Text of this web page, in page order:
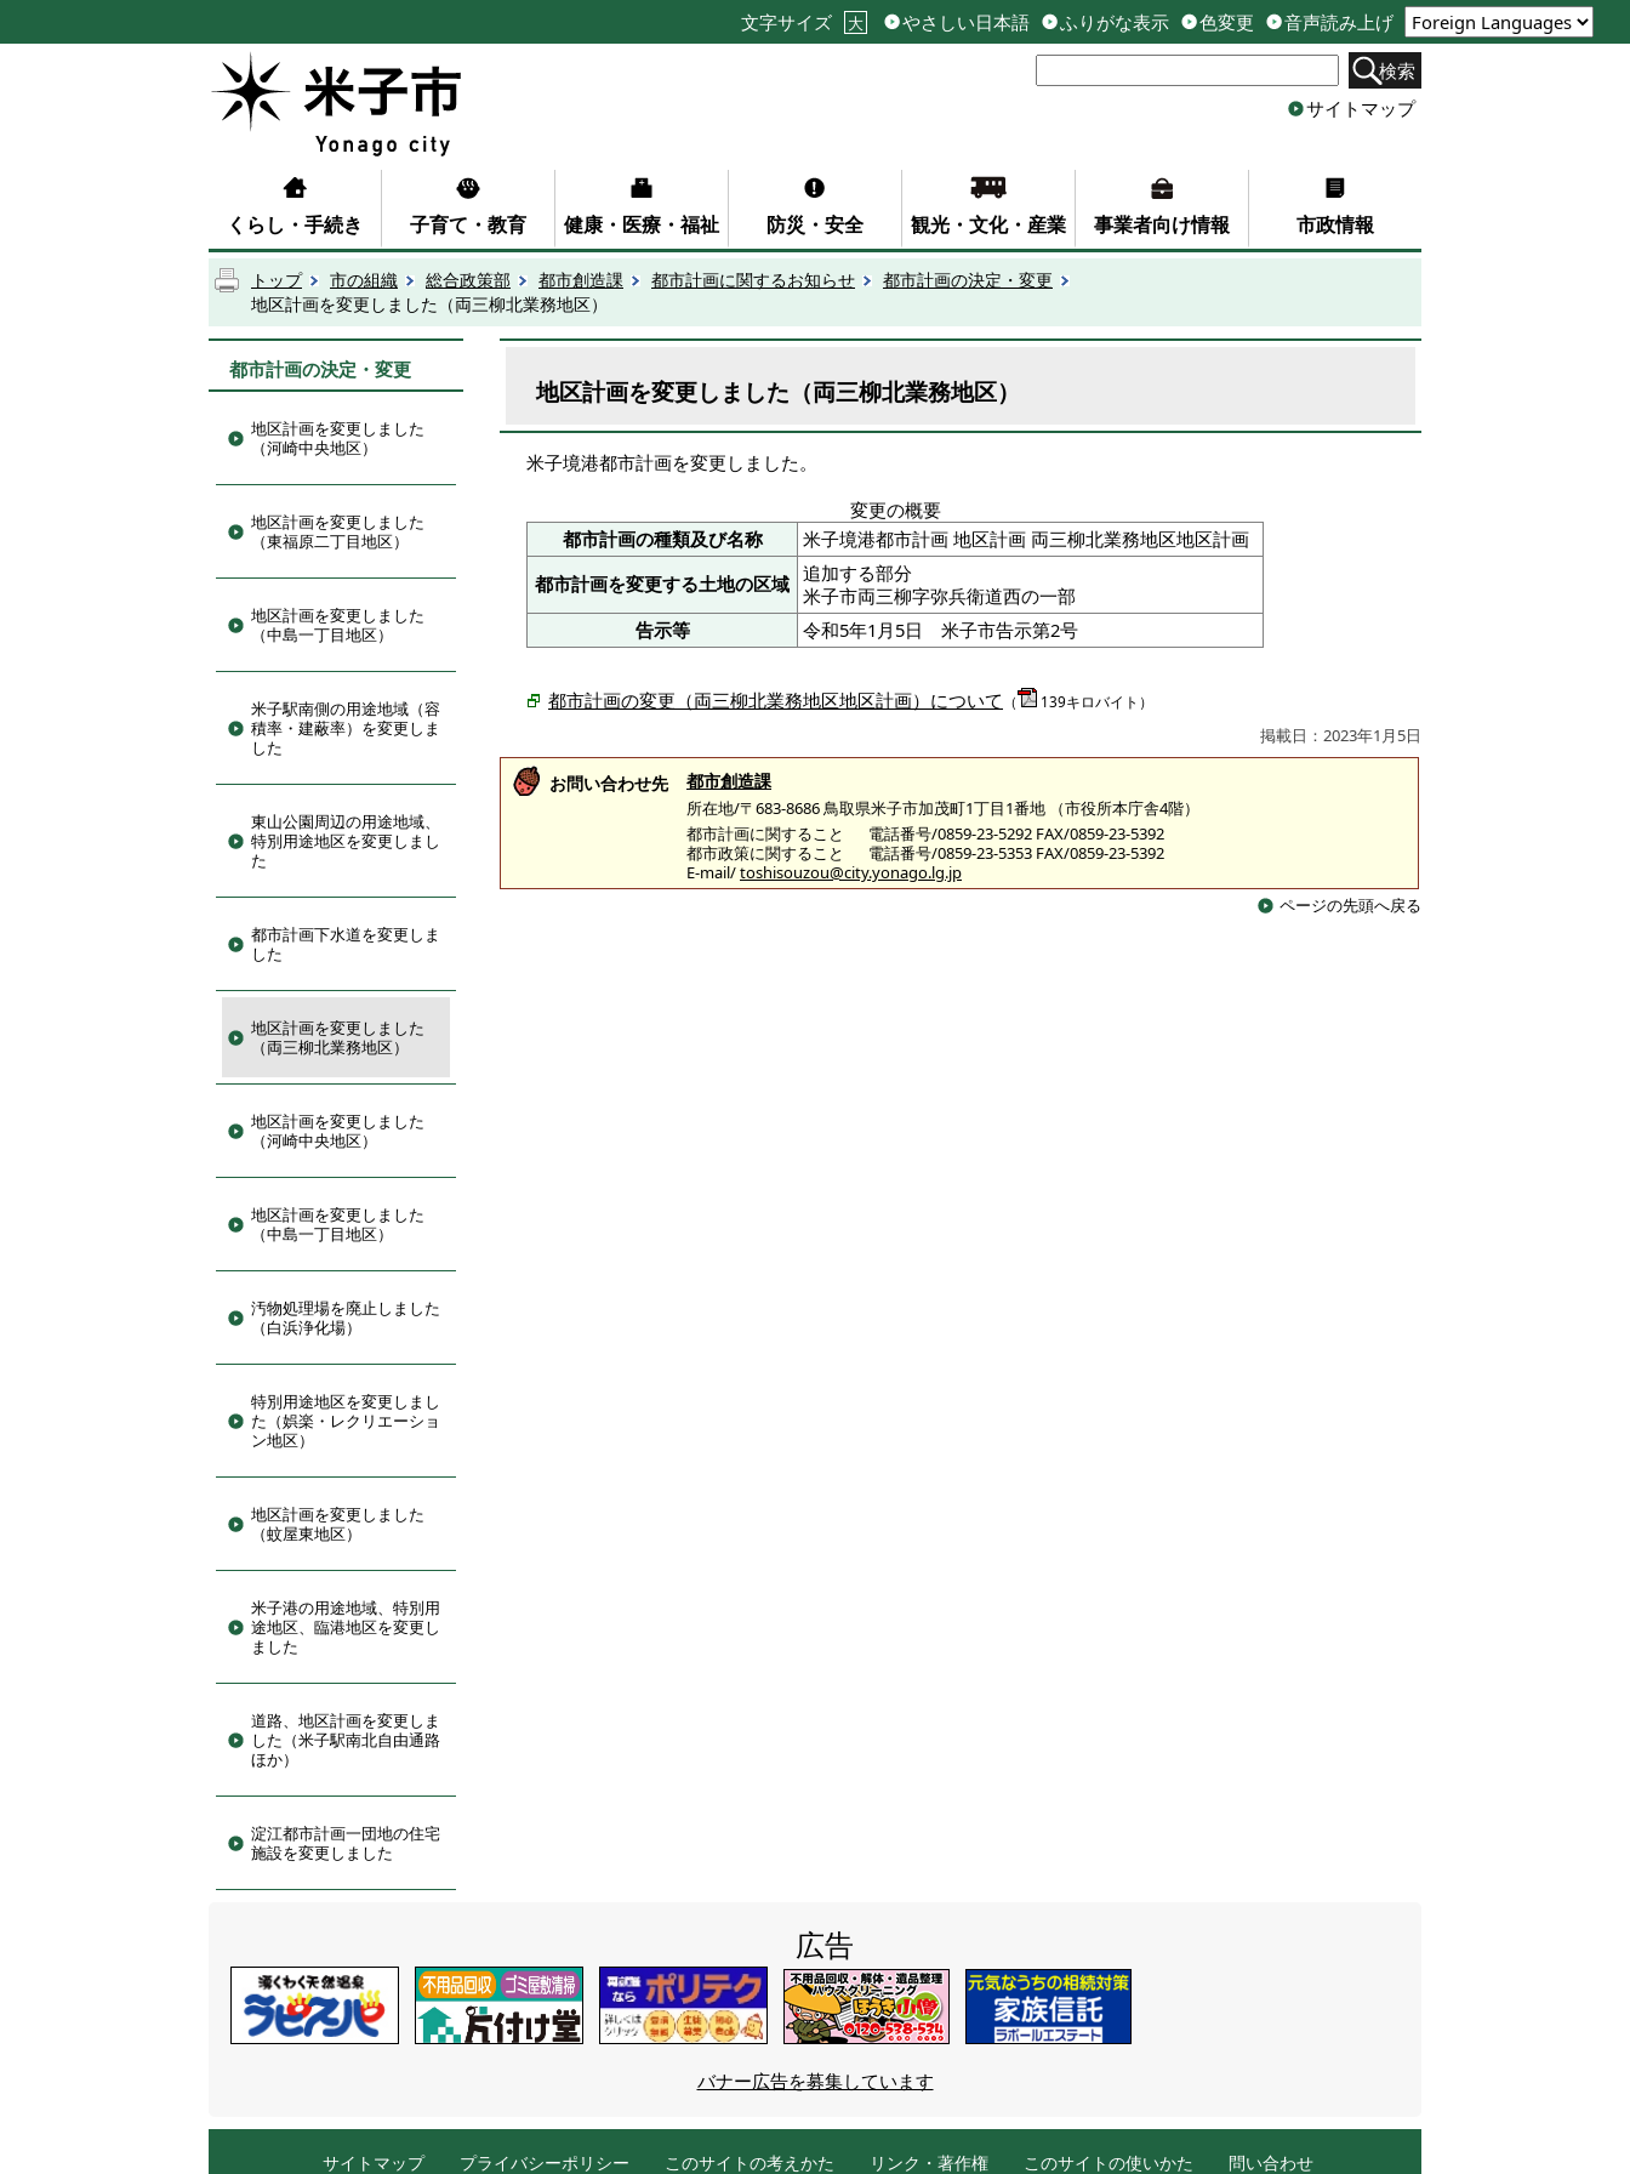
文字サイズ 大 やさしい日本語 ふりがな表示 色変更
音声読み上げ
検索
サイトマップ
くらし・手続き 子育て・教育 健康・医療・福祉 防災・安全 観光・文化・産業 事業者向け情報 市政情報
トップ 市の組織 総合政策部 都市創造課 都市計画に関するお知らせ
都市計画の決定・変更
地区計画を変更しました（両三柳北業務地区）
都市計画の決定・変更
地区計画を変更しました
（河崎中央地区）
地区計画を変更しました
（東福原二丁目地区）
地区計画を変更しました
（中島一丁目地区）
米子駅南側の用途地域（容
積率・建蔽率）を変更しま
した
東山公園周辺の用途地域、
特別用途地区を変更しまし
た
都市計画下水道を変更しま
した
地区計画を変更しました
（両三柳北業務地区）
地区計画を変更しました
（河崎中央地区）
地区計画を変更しました
（中島一丁目地区）
汚物処理場を廃止しました
（白浜浄化場）
特別用途地区を変更しまし
た（娯楽・レクリエーショ
ン地区）
地区計画を変更しました
（蚊屋東地区）
米子港の用途地域、特別用
途地区、臨港地区を変更し
ました
道路、地区計画を変更しま
した（米子駅南北自由通路
ほか）
淀江都市計画一団地の住宅
施設を変更しました
地区計画を変更しました（両三柳北業務地区）
米子境港都市計画を変更しました。
変更の概要
都市計画の種類及び名称
米子境港都市計画 地区計画 両三柳北業務地区地区計画
都市計画を変更する土地の区域 追加する部分
米子市両三柳字弥兵衛道西の一部
告示等
令和5年1月5日 米子市告示第2号
都市計画の変更（両三柳北業務地区地区計画）について （ 139キロバイト）
掲載日：2023年1月5日
お問い合わせ先 都市創造課
所在地/〒683-8686 鳥取県米子市加茂町1丁目1番地 （市役所本庁舎4階）
都市計画に関すること
電話番号/0859-23-5292 FAX/0859-23-5392
都市政策に関すること
電話番号/0859-23-5353 FAX/0859-23-5392
E-mail/toshisouzou@city.yonago.lg.jp
ページの先頭へ戻る
広告
バナー広告を募集しています
サイトマップ プライバシーポリシー このサイトの考えかた リンク・著作権 このサイトの使いかた 問い合わせ